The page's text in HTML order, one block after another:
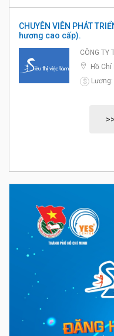
CHUYÊN VIÊN PHÁT
hương cao cấp).
CÔNG TY
Hồ Chí
$